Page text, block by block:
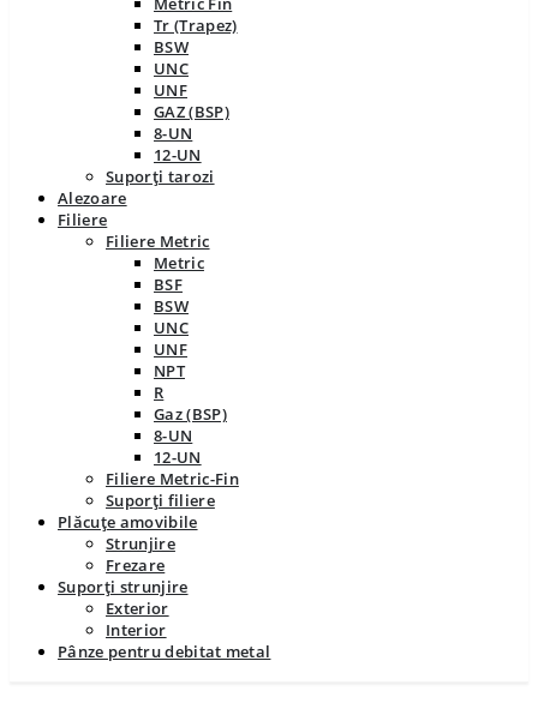
Tr (Trapez)
BSW
UNC
UNF
GAZ (BSP)
8-UN
12-UN
Suporți tarozi
Alezoare
Filiere
Filiere Metric
Metric
BSF
BSW
UNC
UNF
NPT
R
Gaz (BSP)
8-UN
12-UN
Filiere Metric-Fin
Suporți filiere
Plăcuțe amovibile
Strunjire
Frezare
Suporți strunjire
Exterior
Interior
Pânze pentru debitat metal